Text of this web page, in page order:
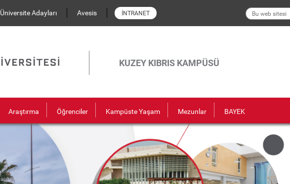
Üniversite Adayları Avesis İNTRANET
Arama
formu
KUZEY KIBRIS KAMPÜSÜ
Araştırma Öğrenciler Kampüste Yaşam Mezunlar BAYEK